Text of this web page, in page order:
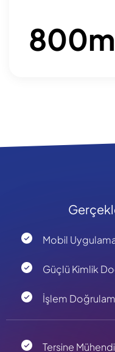
800
Mobil
Güçlü Kimlik
İşlem
Tersine